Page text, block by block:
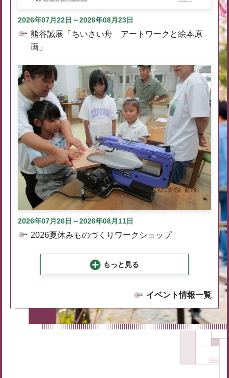
2026年07月22日～2026年08月23日
熊谷誠展「ちいさい舟 アートワークと絵本原
画」
2026年07月26日～2026年08月11日
2026夏休みものづくりワークショップ
もっと見る
イベント情報一覧